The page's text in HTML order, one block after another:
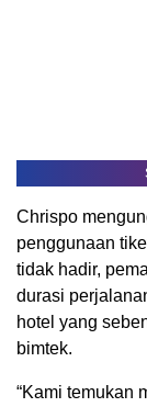
Chrispo
penggunaan
tidak hadir,
durasi
hotel yang
bimtek.
“Kami temukan